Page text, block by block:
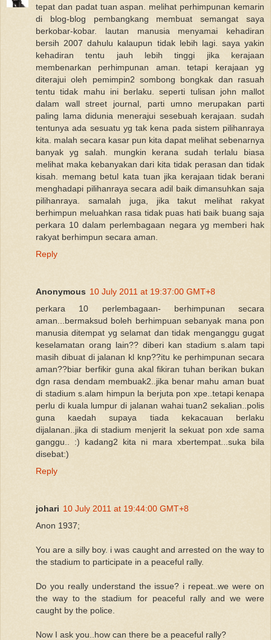
tepat dan padat tuan aspan. melihat perhimpunan kemarin
di blog-blog pembangkang membuat semangat saya
berkobar-kobar. lautan manusia menyamai kehadiran
bersih 2007 dahulu kalaupun tidak lebih lagi. saya yakin
kehadiran tentu jauh lebih tinggi jika kerajaan
membenarkan perhimpunan aman. tetapi kerajaan yg
diterajui oleh pemimpin2 sombong bongkak dan rasuah
tentu tidak mahu ini berlaku. seperti tulisan john mallot
dalam wall street journal, parti umno merupakan parti
paling lama didunia menerajui sesebuah kerajaan. sudah
tentunya ada sesuatu yg tak kena pada sistem pilihanraya
kita. malah secara kasar pun kita dapat melihat sebenarnya
banyak yg salah. mungkin kerana sudah terlalu biasa
melihat maka kebanyakan dari kita tidak perasan dan tidak
kisah. memang betul kata tuan jika kerajaan tidak berani
menghadapi pilihanraya secara adil baik dimansuhkan saja
pilihanraya. samalah juga, jika takut melihat rakyat
berhimpun meluahkan rasa tidak puas hati baik buang saja
perkara 10 dalam perlembagaan negara yg memberi hak
rakyat berhimpun secara aman.
Reply
Anonymous 10 July 2011 at 19:37:00 GMT+8
perkara 10 perlembagaan- berhimpunan secara
aman...bermaksud boleh berhimpuan sebanyak mana pon
manusia ditempat yg selamat dan tidak menganggu gugat
keselamatan orang lain?? diberi kan stadium s.alam tapi
masih dibuat di jalanan kl knp??itu ke perhimpunan secara
aman??biar berfikir guna akal fikiran tuhan berikan bukan
dgn rasa dendam membuak2..jika benar mahu aman buat
di stadium s.alam himpun la berjuta pon xpe..tetapi kenapa
perlu di kuala lumpur di jalanan wahai tuan2 sekalian..polis
guna kaedah supaya tiada kekacauan berlaku
dijalanan..jika di stadium menjerit la sekuat pon xde sama
ganggu.. :) kadang2 kita ni mara xbertempat...suka bila
disebat:)
Reply
johari 10 July 2011 at 19:44:00 GMT+8
Anon 1937;
You are a silly boy. i was caught and arrested on the way to
the stadium to participate in a peaceful rally.
Do you really understand the issue? i repeat..we were on
the way to the stadium for peaceful rally and we were
caught by the police.
Now I ask you..how can there be a peaceful rally?